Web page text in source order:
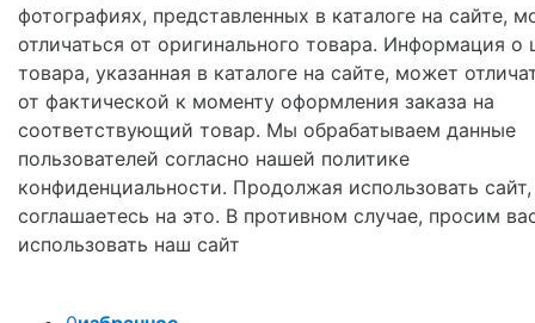
фотографиях, представленных в каталоге на сайте,
отличаться от оригинального товара. Информация о
товара, указанная в каталоге на сайте, может
от фактической к моменту оформления заказа на
соответствующий товар. Мы обрабатываем данные
пользователей согласно нашей политике
конфиденциальности. Продолжая использовать
соглашаетесь на это. В противном случае, просим
использовать наш сайт